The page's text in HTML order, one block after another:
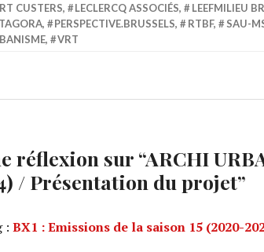
CUSTERS, LECLERCQ ASSOCIÉS, LEEFMILIEU
, PERSPECTIVE.BRUSSELS, RTBF, SAU-
, VRT
réflexion sur “ARCHI
/ Présentation du projet”
: BX1 : Emissions de la saison 15 (2020-